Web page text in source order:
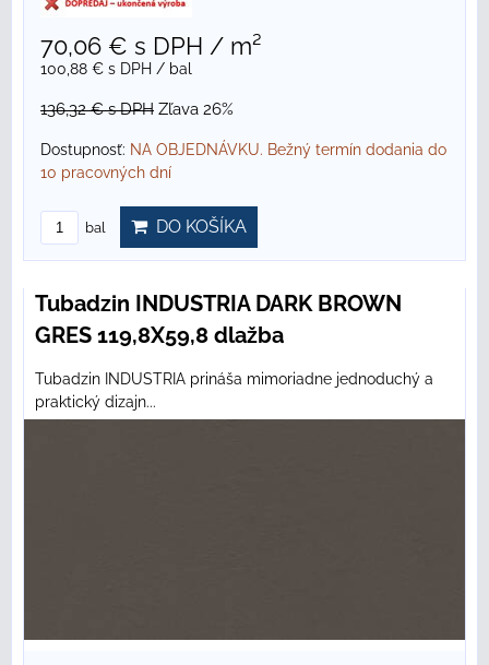
70,06 € s DPH / m²
100,88 € s DPH / bal
136,32 €s DPH Zľava 26%
Dostupnosť: NA OBJEDNÁVKU. Bežný termín dodania do
10 pracovných dní
bal DO KOŠÍKA
Tubadzin INDUSTRIA DARK BROWN
GRES 119,8X59,8 dlažba
Tubadzin INDUSTRIA prináša mimoriadne jednoduchý a
praktický dizajn...